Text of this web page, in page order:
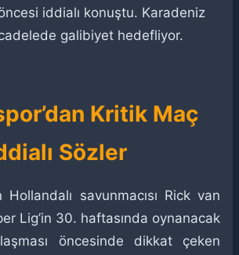
iddialı konuştu. Karadeniz
galibiyet hedefliyor.
Kritik Maç
Sözler
Hollandalı savunmacısı Rick van
Lig’in 30. haftasında oynanacak
öncesinde dikkat çeken